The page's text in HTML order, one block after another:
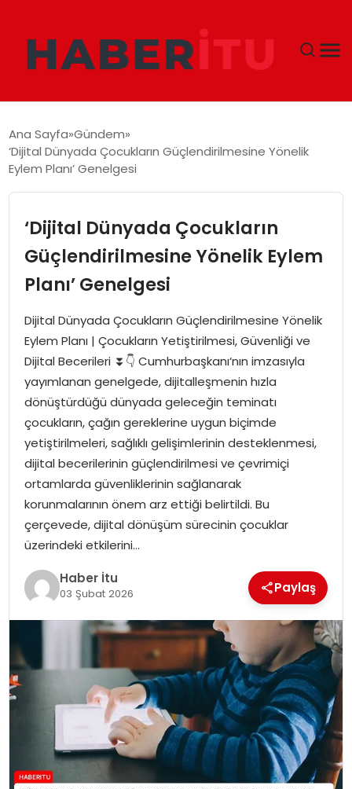
DÜNYA
SIYASET
TEKNOLOJI
EĞITIM
MAGAZIN
SPOR
YAŞAM
Ana Sayfa Gündem
‘Dijital Dünyada Çocukların Güçlendirilmesine Yönelik
Eylem Planı’ Genelgesi
‘Dijital Dünyada Çocukların
Güçlendirilmesine Yönelik Eylem
Planı’ Genelgesi
Dijital Dünyada Çocukların Güçlendirilmesine Yönelik
Eylem Planı | Çocukların Yetiştirilmesi, Güvenliği ve
Dijital Becerileri ⏬👇 Cumhurbaşkanı‘nın imzasıyla
yayımlanan genelgede, dijitalleşmenin hızla
dönüştürdüğü dünyada geleceğin teminatı
çocukların, çağın gereklerine uygun biçimde
yetiştirilmeleri, sağlıklı gelişimlerinin desteklenmesi,
dijital becerilerinin güçlendirilmesi ve çevrimiçi
ortamlarda güvenliklerinin sağlanarak
korunmalarının önem arz ettiği belirtildi. Bu
çerçevede, dijital dönüşüm sürecinin çocuklar
üzerindeki etkilerini…
Haber İtu
03 Şubat 2026 Paylaş